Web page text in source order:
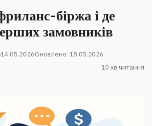
біржа і де
замовників
14.05.2026Оновлено: 18.05.2026
10 хв читання